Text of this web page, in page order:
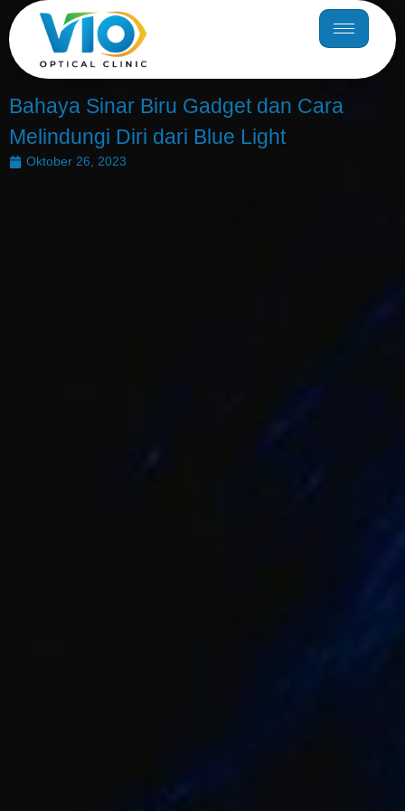
Bahaya Sinar Biru Gadget dan Cara
Melindungi Diri dari Blue Light
Oktober 26, 2023